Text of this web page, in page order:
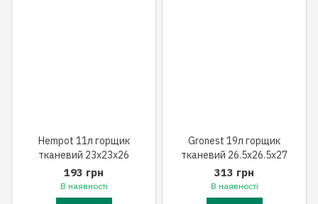
Hempot 11л горщик
тканевий 23x23x26
193 грн
В наявності
Gronest 19л горщик
тканевий 26.5x26.5x27
313 грн
В наявності